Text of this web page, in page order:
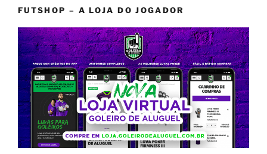
FUTSHOP – A LOJA DO JOGADOR